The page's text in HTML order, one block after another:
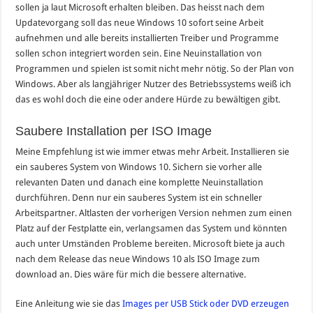
sollen ja laut Microsoft erhalten bleiben. Das heisst nach dem
Updatevorgang soll das neue Windows 10 sofort seine Arbeit
aufnehmen und alle bereits installierten Treiber und Programme
sollen schon integriert worden sein. Eine Neuinstallation von
Programmen und spielen ist somit nicht mehr nötig. So der Plan von
Windows. Aber als langjähriger Nutzer des Betriebssystems weiß ich
das es wohl doch die eine oder andere Hürde zu bewältigen gibt.
Saubere Installation per ISO Image
Meine Empfehlung ist wie immer etwas mehr Arbeit. Installieren sie
ein sauberes System von Windows 10. Sichern sie vorher alle
relevanten Daten und danach eine komplette Neuinstallation
durchführen. Denn nur ein sauberes System ist ein schneller
Arbeitspartner. Altlasten der vorherigen Version nehmen zum einen
Platz auf der Festplatte ein, verlangsamen das System und könnten
auch unter Umständen Probleme bereiten. Microsoft biete ja auch
nach dem Release das neue Windows 10 als ISO Image zum
download an. Dies wäre für mich die bessere alternative.
Eine Anleitung wie sie das Images per USB Stick oder DVD erzeugen